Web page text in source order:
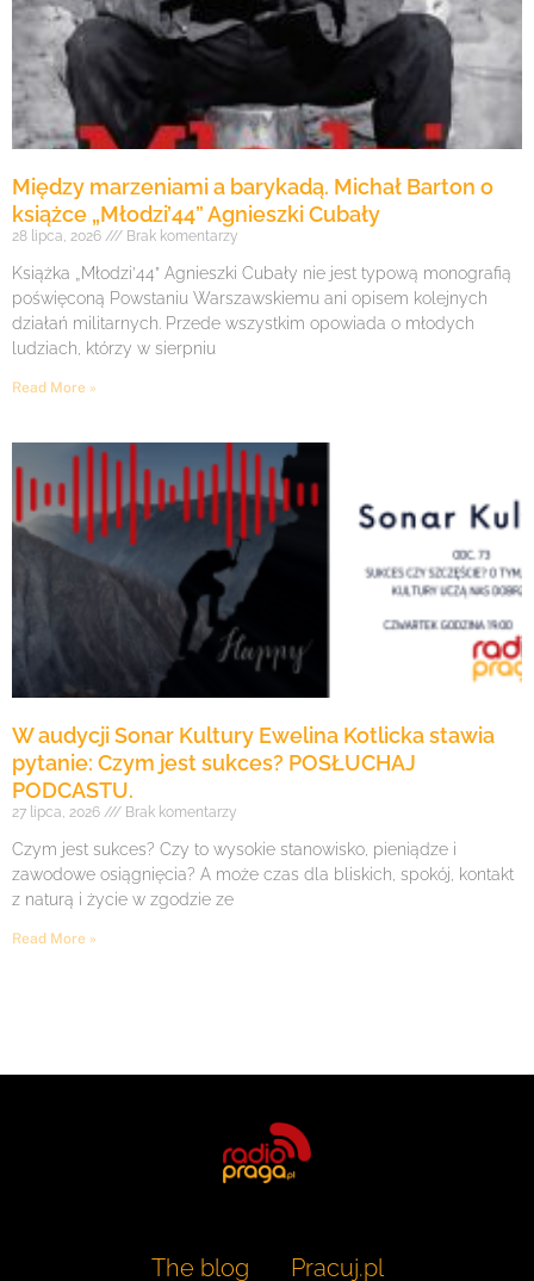
Między marzeniami a barykadą. Michał Barton o
książce „Młodzi’44” Agnieszki Cubały
28 lipca, 2026 Brak komentarzy
Książka „Młodzi’44” Agnieszki Cubały nie jest typową monografią
poświęconą Powstaniu Warszawskiemu ani opisem kolejnych
działań militarnych. Przede wszystkim opowiada o młodych
ludziach, którzy w sierpniu
Read More »
W audycji Sonar Kultury Ewelina Kotlicka stawia
pytanie: Czym jest sukces? POSŁUCHAJ
PODCASTU.
27 lipca, 2026 Brak komentarzy
Czym jest sukces? Czy to wysokie stanowisko, pieniądze i
zawodowe osiągnięcia? A może czas dla bliskich, spokój, kontakt
z naturą i życie w zgodzie ze
Read More »
The blog Pracuj.pl